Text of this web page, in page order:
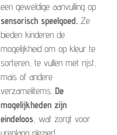
een geweldige aanvulling op
sensorisch speelgoed. Ze
bieden kinderen de
mogelijkheid om op kleur te
sorteren, te vullen met rijst,
maïs of andere
verzamelitems. De
mogelijkheden zijn
eindeloos, wat zorgt voor